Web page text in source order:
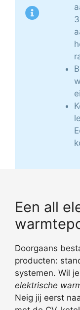
Een all
Doorgaans
producten:
systemen. Wil
elektrische
Neig jij eerst